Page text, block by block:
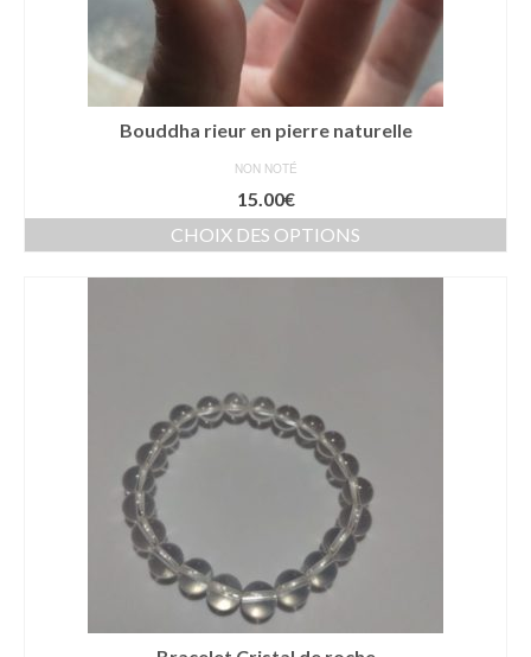
Bouddha rieur en pierre naturelle
NON NOTÉ
15.00€
CHOIX DES OPTIONS
options
peuvent
du
produit